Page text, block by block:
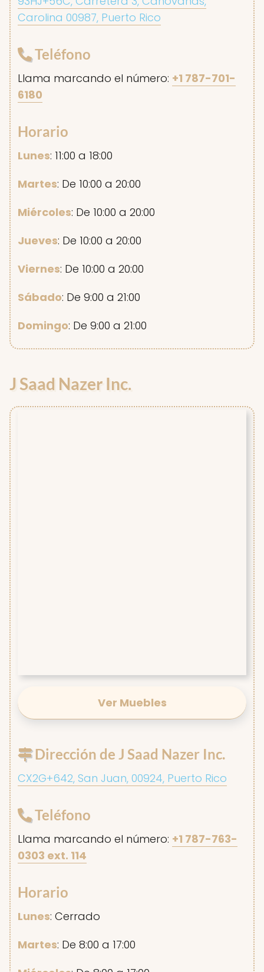
Carolina 00987, Puerto Rico
Teléfono
Llama marcando el número: +1 787-701-
6180
Horario
Lunes: 11:00 a 18:00
Martes: De 10:00 a 20:00
Miércoles: De 10:00 a 20:00
Jueves: De 10:00 a 20:00
Viernes: De 10:00 a 20:00
Sábado: De 9:00 a 21:00
Domingo: De 9:00 a 21:00
J Saad Nazer Inc.
Ver Muebles
Dirección de J Saad Nazer Inc.
CX2G+642, San Juan, 00924, Puerto Rico
Teléfono
Llama marcando el número: +1 787-763-
0303 ext. 114
Horario
Lunes: Cerrado
Martes: De 8:00 a 17:00